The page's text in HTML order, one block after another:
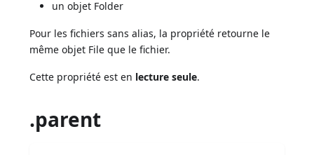
un objet Folder
Pour les fichiers sans alias, la propriété retourne le
même objet File que le fichier.
Cette propriété est en lecture seule.
.parent